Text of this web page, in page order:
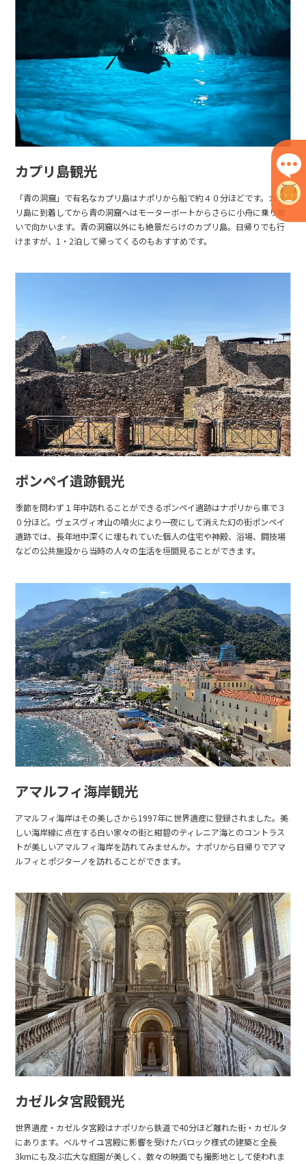
カプリ島観光
「青の洞窟」で有名なカプリ島はナポリから船で約４０分ほどです。カプ
リ島に到着してから青の洞窟へはモーターボートからさらに小舟に乗り継
いで向かいます。青の洞窟以外にも絶景だらけのカプリ島。日帰りでも行
けますが、1・2泊して帰ってくるのもおすすめです。
ポンペイ遺跡観光
季節を問わず１年中訪れることができるポンペイ遺跡はナポリから車で３
０分ほど。ヴェスヴィオ山の噴火により一夜にして消えた幻の街ポンペイ
遺跡では、長年地中深くに埋もれていた個人の住宅や神殿、浴場、闘技場
などの公共施設から当時の人々の生活を垣間見ることができます。
アマルフィ海岸観光
アマルフィ海岸はその美しさから1997年に世界遺産に登録されました。美
しい海岸線に点在する白い家々の街と紺碧のティレニア海とのコントラス
トが美しいアマルフィ海岸を訪れてみませんか。ナポリから日帰りでアマ
ルフィとポジターノを訪れることができます。
カゼルタ宮殿観光
世界遺産・カゼルタ宮殿はナポリから鉄道で40分ほど離れた街・カゼルタ
にあります。ベルサイユ宮殿に影響を受けたバロック様式の建築と全長
3kmにも及ぶ広大な庭園が美しく、数々の映画でも撮影地として使われま